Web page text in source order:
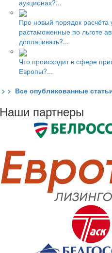
аукционах?...
Про новый порядок расчёта
растаможенные по льготе
доплачивать?...
Что происходит в сфере
Европы?...
> > Все опубликованные
Наши партнеры